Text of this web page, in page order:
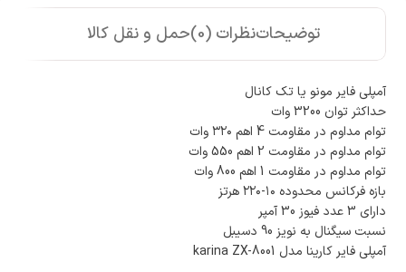
توضیحاتنظرات (0) حمل و نقل کالا
آمپلی فایر مونو یا تک کانال
حداکثر توان 3200 وات
توام مداوم در مقاومت 4 اهم ۳۲۰ وات
توام مداوم در مقاومت 2 اهم 550 وات
توام مداوم در مقاومت 1 اهم 800 وات
بازه فرکانس محدوده ۱۰-۲۲۰ هرتز
دارای 3 عدد فیوز 30 آمپر
نسبت سیگنال به نویز 90 دسیبل
آمپلی فایر کارینا مدل karina ZX-8001